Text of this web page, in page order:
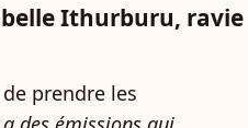
Ithurburu, ravie
prendre les